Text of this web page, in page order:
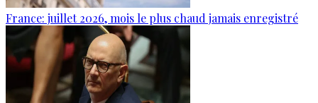
France: juillet 2026, mois le plus chaud jamais enregistré